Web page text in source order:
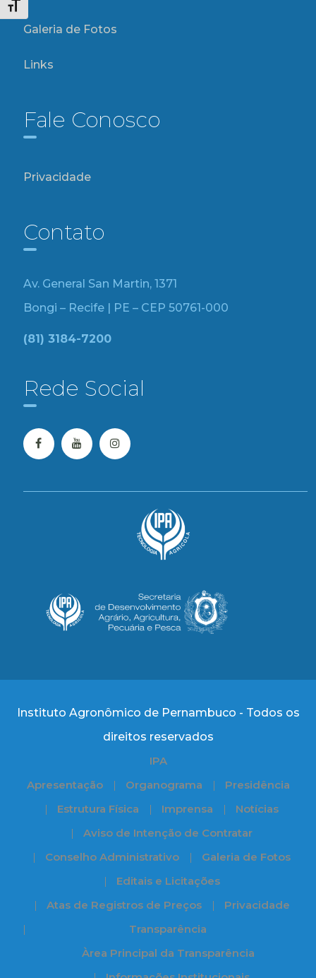
Alternar tamanho da fonte
Galeria de Fotos
Links
Fale Conosco
Privacidade
Contato
Av. General San Martin, 1371
Bongi – Recife | PE – CEP 50761-000
(81) 3184-7200
Rede Social
Instituto Agronômico de Pernambuco - Todos os
direitos reservados
IPA
Apresentação
Organograma
Presidência
Estrutura Física
Imprensa
Notícias
Aviso de Intenção de Contratar
Conselho Administrativo
Galeria de Fotos
Editais e Licitações
Atas de Registros de Preços
Privacidade
Transparência
Àrea Principal da Transparência